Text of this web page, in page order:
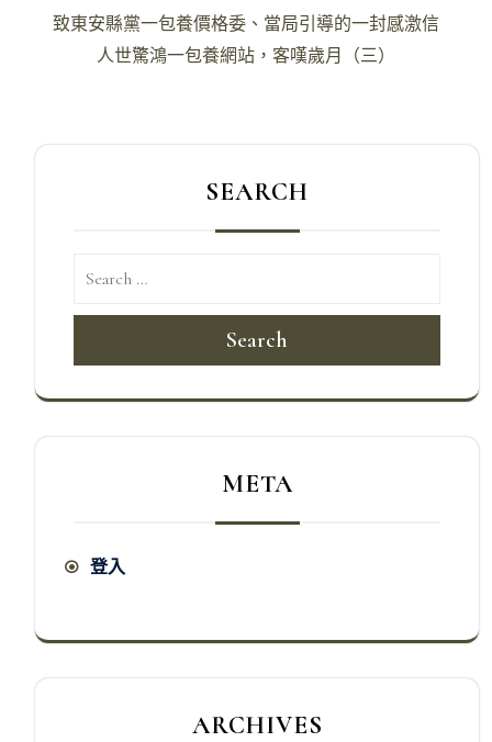
致東安縣黨一包養價格委、當局引導的一封感激信
人世驚鴻一包養網站，客嘆歲月（三）
SEARCH
Search
META
登入
ARCHIVES